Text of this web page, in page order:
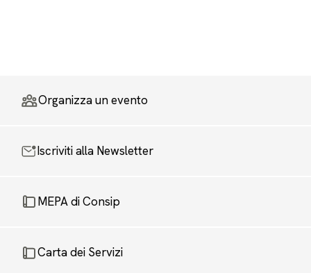
Organizza un evento
Iscriviti alla Newsletter
MEPA di Consip
Carta dei Servizi